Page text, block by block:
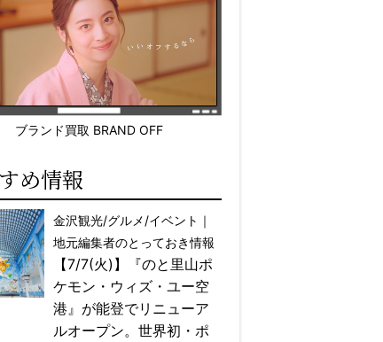
ブランド買取 BRAND OFF
め情報
金沢観光/グルメ/イベント｜
地元編集者のとっておき情報
【7/7(火)】『のと里山ポ
ケモン・ウィズ・ユー空
港』が能登でリニューア
ルオープン。世界初・ポ